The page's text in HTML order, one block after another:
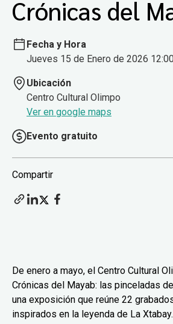
Crónicas del
Fecha y Hora
Jueves 15 de Enero de 2026
Ubicación
Centro Cultural Olimpo
Ver en google maps
Evento gratuito
Compartir
De enero a mayo, el Centro Cultural
Crónicas del Mayab: las pinceladas
una exposición que reúne 22
inspirados en la leyenda de La Xtabay.